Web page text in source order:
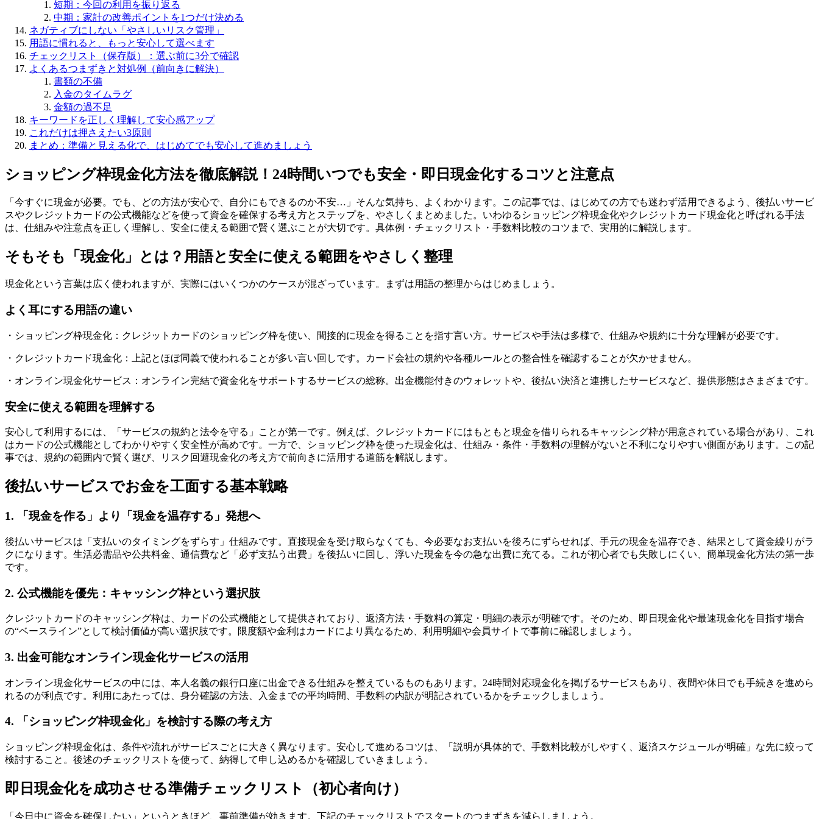
短期：今回の利用を振り返る
中期：家計の改善ポイントを1つだけ決める
ネガティブにしない「やさしいリスク管理」
用語に慣れると、もっと安心して選べます
チェックリスト（保存版）：選ぶ前に3分で確認
よくあるつまずきと対処例（前向きに解決）
書類の不備
入金のタイムラグ
金額の過不足
キーワードを正しく理解して安心感アップ
これだけは押さえたい3原則
まとめ：準備と見える化で、はじめてでも安心して進めましょう
ショッピング枠現金化方法を徹底解説！24時間いつでも安全・即日現金化するコツと注意点
「今すぐに現金が必要。でも、どの方法が安心で、自分にもできるのか不安…」そんな気持ち、よくわかります。この記事では、はじめての方でも迷わず活用できるよう、後払いサービ
スやクレジットカードの公式機能などを使って資金を確保する考え方とステップを、やさしくまとめました。いわゆるショッピング枠現金化やクレジットカード現金化と呼ばれる手法
は、仕組みや注意点を正しく理解し、安全に使える範囲で賢く選ぶことが大切です。具体例・チェックリスト・手数料比較のコツまで、実用的に解説します。
そもそも「現金化」とは？用語と安全に使える範囲をやさしく整理
現金化という言葉は広く使われますが、実際にはいくつかのケースが混ざっています。まずは用語の整理からはじめましょう。
よく耳にする用語の違い
・ショッピング枠現金化：クレジットカードのショッピング枠を使い、間接的に現金を得ることを指す言い方。サービスや手法は多様で、仕組みや規約に十分な理解が必要です。
・クレジットカード現金化：上記とほぼ同義で使われることが多い言い回しです。カード会社の規約や各種ルールとの整合性を確認することが欠かせません。
・オンライン現金化サービス：オンライン完結で資金化をサポートするサービスの総称。出金機能付きのウォレットや、後払い決済と連携したサービスなど、提供形態はさまざまです。
安全に使える範囲を理解する
安心して利用するには、「サービスの規約と法令を守る」ことが第一です。例えば、クレジットカードにはもともと現金を借りられるキャッシング枠が用意されている場合があり、これ
はカードの公式機能としてわかりやすく安全性が高めです。一方で、ショッピング枠を使った現金化は、仕組み・条件・手数料の理解がないと不利になりやすい側面があります。この記
事では、規約の範囲内で賢く選び、リスク回避現金化の考え方で前向きに活用する道筋を解説します。
後払いサービスでお金を工面する基本戦略
1. 「現金を作る」より「現金を温存する」発想へ
後払いサービスは「支払いのタイミングをずらす」仕組みです。直接現金を受け取らなくても、今必要なお支払いを後ろにずらせれば、手元の現金を温存でき、結果として資金繰りがラ
クになります。生活必需品や公共料金、通信費など「必ず支払う出費」を後払いに回し、浮いた現金を今の急な出費に充てる。これが初心者でも失敗しにくい、簡単現金化方法の第一歩
です。
2. 公式機能を優先：キャッシング枠という選択肢
クレジットカードのキャッシング枠は、カードの公式機能として提供されており、返済方法・手数料の算定・明細の表示が明確です。そのため、即日現金化や最速現金化を目指す場合
の“ベースライン”として検討価値が高い選択肢です。限度額や金利はカードにより異なるため、利用明細や会員サイトで事前に確認しましょう。
3. 出金可能なオンライン現金化サービスの活用
オンライン現金化サービスの中には、本人名義の銀行口座に出金できる仕組みを整えているものもあります。24時間対応現金化を掲げるサービスもあり、夜間や休日でも手続きを進めら
れるのが利点です。利用にあたっては、身分確認の方法、入金までの平均時間、手数料の内訳が明記されているかをチェックしましょう。
4. 「ショッピング枠現金化」を検討する際の考え方
ショッピング枠現金化は、条件や流れがサービスごとに大きく異なります。安心して進めるコツは、「説明が具体的で、手数料比較がしやすく、返済スケジュールが明確」な先に絞って
検討すること。後述のチェックリストを使って、納得して申し込めるかを確認していきましょう。
即日現金化を成功させる準備チェックリスト（初心者向け）
「今日中に資金を確保したい」というときほど、事前準備が効きます。下記のチェックリストでスタートのつまずきを減らしましょう。